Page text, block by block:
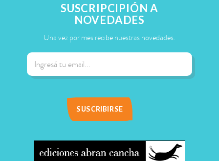
SUSCRIPCIPIÓN A
NOVEDADES
Una vez por mes recibe nuestras novedades.